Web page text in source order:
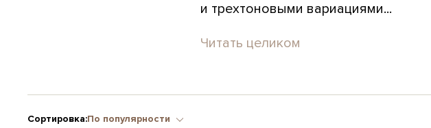
и трехтоновыми вариациями...
Читать целиком
Сортировка:По популярности